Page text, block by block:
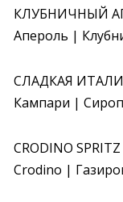
КЛУБНИЧНЫЙ
Апероль |
СЛАДКАЯ
Кампари |
CRODINO SPRITZ
Crodino |